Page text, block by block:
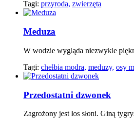
Tagi: przyroda, zwierzęta
Meduza
W wodzie wygląda niezwykle
Tagi: chełbia modra, meduzy, osy
Przedostatni dzwonek
Zagrożony jest los słoni. Giną